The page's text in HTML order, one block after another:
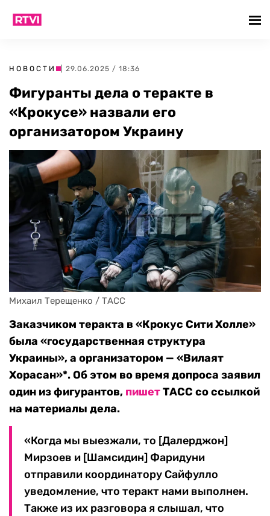
НОВОСТИ | 29.06.2025 / 18:36
Фигуранты дела о теракте в
«Крокусе» назвали его
организатором Украину
Михаил Терещенко / ТАСС
Заказчиком теракта в «Крокус Сити Холле»
была «государственная структура
Украины», а организатором — «Вилаят
Хорасан»*. Об этом во время допроса заявил
один из фигурантов, пишетТАСС со ссылкой
на материалы дела.
«Когда мы выезжали, то [Далерджон]
Мирзоев и [Шамсидин] Фаридуни
отправили координатору Сайфулло
уведомление, что теракт нами выполнен.
Также из их разговора я слышал, что